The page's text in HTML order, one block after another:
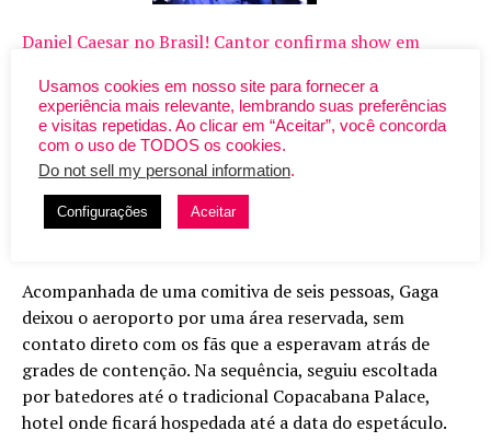
Daniel Caesar no Brasil! Cantor confirma show em
O pedido incomum foi feito no setor RIOgaleão
Exclusive, dedicado ao atendimento de celebridades e
autoridades. Embora o motivo da exigência não tenha
sido revelado, a cantora deixou o local sob pouca
Acompanhada de uma comitiva de seis pessoas, Gaga
deixou o aeroporto por uma área reservada, sem
contato direto com os fãs que a esperavam atrás de
grades de contenção. Na sequência, seguiu escoltada
por batedores até o tradicional Copacabana Palace,
hotel onde ficará hospedada até a data do espetáculo.
Usamos cookies em nosso site para fornecer a
experiência mais relevante, lembrando suas preferências
e visitas repetidas. Ao clicar em “Aceitar”, você concorda
com o uso de TODOS os cookies.
Do not sell my personal information.
Configurações Aceitar